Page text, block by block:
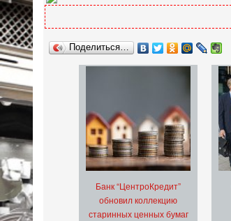
Поделиться…
Банк “ЦентроКредит”
обновил коллекцию
старинных ценных бумаг